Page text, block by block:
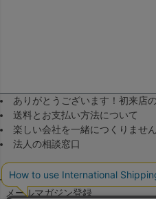
ありがとうございます！初来店
送料とお支払い方法について
楽しい会社を一緒につくりませ
法人の相談窓口
メールマガジン登録